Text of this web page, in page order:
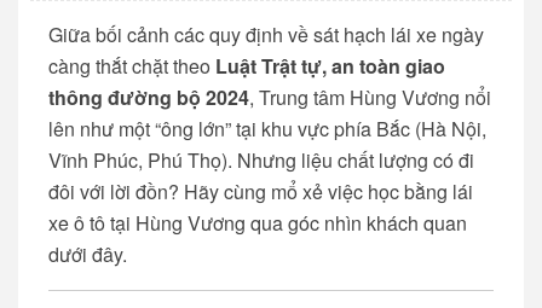
Giữa bối cảnh các quy định về sát hạch lái xe ngày
càng thắt chặt theo Luật Trật tự, an toàn giao
thông đường bộ 2024, Trung tâm Hùng Vương nổi
lên như một “ông lớn” tại khu vực phía Bắc (Hà Nội,
Vĩnh Phúc, Phú Thọ). Nhưng liệu chất lượng có đi
đôi với lời đồn? Hãy cùng mổ xẻ việc học bằng lái
xe ô tô tại Hùng Vương qua góc nhìn khách quan
dưới đây.